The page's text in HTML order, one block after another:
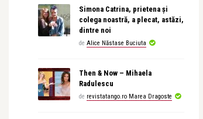
Simona Catrina, prietena și
colega noastră, a plecat, astăzi,
dintre noi
de Alice Năstase Buciuta
Then & Now – Mihaela
Radulescu
de revistatango.ro Marea Dragoste